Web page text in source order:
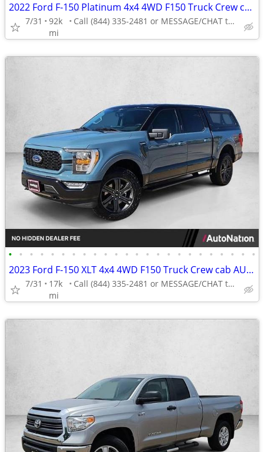
2022 Ford F-150 Platinum 4x4 4WD F150 Truck Crew cab AUTONATION
7/31
92k
mi
Call (844) 335-2481 or MESSAGE/CHAT to confirm availability
• • • • • • • • • • • • • • • • • • • • • • • •
2023 Ford F-150 XLT 4x4 4WD F150 Truck Crew cab AUTONATION
7/31
17k
mi
Call (844) 335-2481 or MESSAGE/CHAT to confirm availability